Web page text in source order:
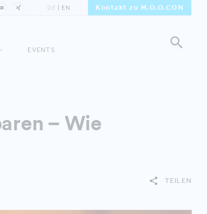
DE EN Kontakt zu M.O.O.CON
EVENTS
– Wie
TEILEN